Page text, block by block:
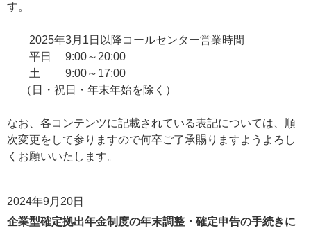
す。
2025年3月1日以降コールセンター営業時間
平日 9:00～20:00
土 9:00～17:00
（日・祝日・年末年始を除く）
なお、各コンテンツに記載されている表記については、順
次変更をして参りますので何卒ご了承賜りますようよろし
くお願いいたします。
2024年9月20日
企業型確定拠出年金制度の年末調整・確定申告の手続きに